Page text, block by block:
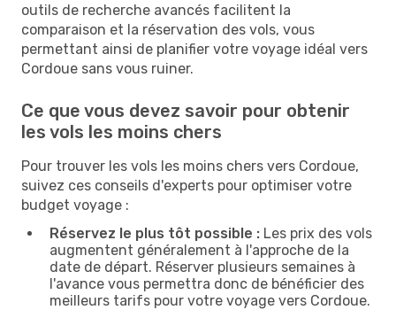
outils de recherche avancés facilitent la
comparaison et la réservation des vols, vous
permettant ainsi de planifier votre voyage idéal vers
Cordoue sans vous ruiner.
Ce que vous devez savoir pour obtenir
les vols les moins chers
Pour trouver les vols les moins chers vers Cordoue,
suivez ces conseils d'experts pour optimiser votre
budget voyage :
Réservez le plus tôt possible : Les prix des vols
augmentent généralement à l'approche de la
date de départ. Réserver plusieurs semaines à
l'avance vous permettra donc de bénéficier des
meilleurs tarifs pour votre voyage vers Cordoue.